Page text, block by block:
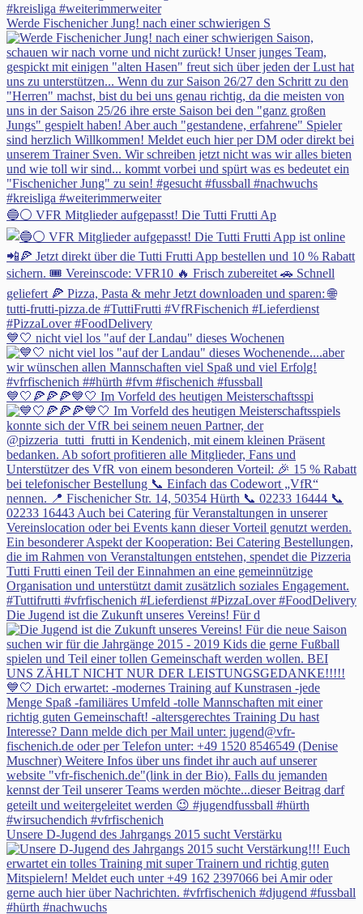
Werde Fischenicher Jung! nach einer schwierigen S
🔵⚪ VFR Mitglieder aufgepasst! Die Tutti Frutti Ap
💙🤍 nicht viel los "auf der Landau" dieses Wochenen
💙🤍🍕🍕🍕💙🤍 Im Vorfeld des heutigen Meisterschaftsspi
Die Jugend ist die Zukunft unseres Vereins! Für d
Unsere D-Jugend des Jahrgangs 2015 sucht Verstärku